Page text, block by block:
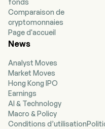
fonds
Comparaison de
cryptomonnaies
Page d'accueil
News
Analyst Moves
Market Moves
Hong Kong IPO
Earnings
AI & Technology
Macro & Policy
Conditions d’utilisation